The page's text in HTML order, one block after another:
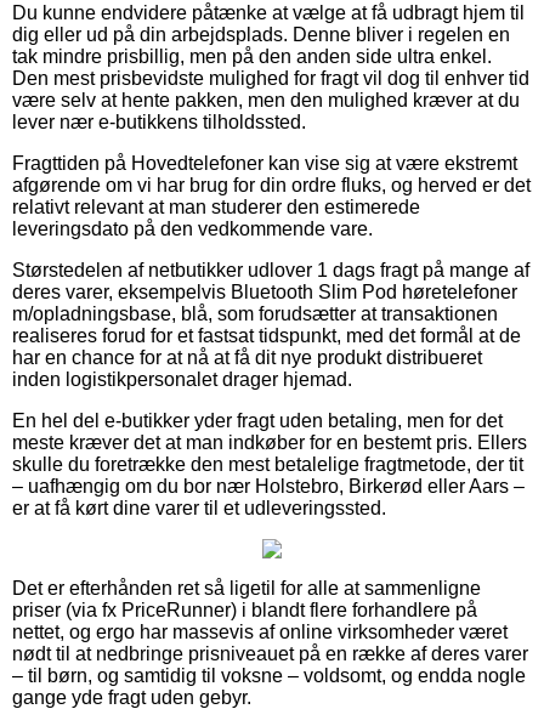
Du kunne endvidere påtænke at vælge at få udbragt hjem til
dig eller ud på din arbejdsplads. Denne bliver i regelen en
tak mindre prisbillig, men på den anden side ultra enkel.
Den mest prisbevidste mulighed for fragt vil dog til enhver tid
være selv at hente pakken, men den mulighed kræver at du
lever nær e-butikkens tilholdssted.
Fragttiden på Hovedtelefoner kan vise sig at være ekstremt
afgørende om vi har brug for din ordre fluks, og herved er det
relativt relevant at man studerer den estimerede
leveringsdato på den vedkommende vare.
Størstedelen af netbutikker udlover 1 dags fragt på mange af
deres varer, eksempelvis Bluetooth Slim Pod høretelefoner
m/opladningsbase, blå, som forudsætter at transaktionen
realiseres forud for et fastsat tidspunkt, med det formål at de
har en chance for at nå at få dit nye produkt distribueret
inden logistikpersonalet drager hjemad.
En hel del e-butikker yder fragt uden betaling, men for det
meste kræver det at man indkøber for en bestemt pris. Ellers
skulle du foretrække den mest betalelige fragtmetode, der tit
– uafhængig om du bor nær Holstebro, Birkerød eller Aars –
er at få kørt dine varer til et udleveringssted.
Det er efterhånden ret så ligetil for alle at sammenligne
priser (via fx PriceRunner) i blandt flere forhandlere på
nettet, og ergo har massevis af online virksomheder været
nødt til at nedbringe prisniveauet på en række af deres varer
– til børn, og samtidig til voksne – voldsomt, og endda nogle
gange yde fragt uden gebyr.